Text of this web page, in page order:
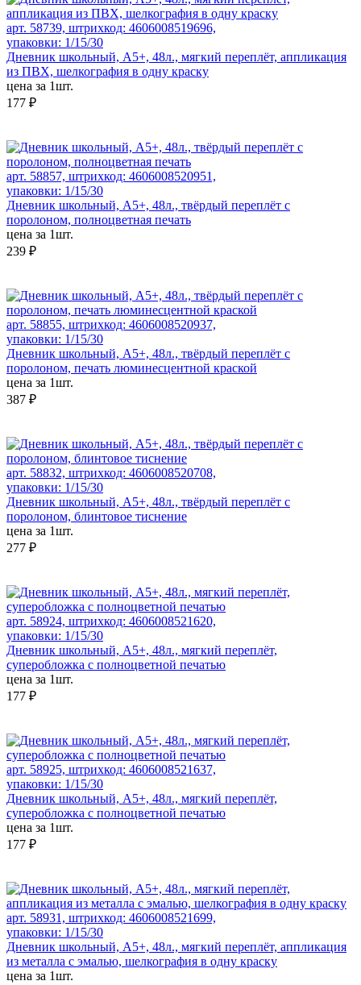
арт. 58739, штрихкод: 4606008519696,
упаковки: 1/15/30
Дневник школьный, А5+, 48л., мягкий переплёт, аппликация
из ПВХ, шелкография в одну краску
цена за 1шт.
177 ₽
арт. 58857, штрихкод: 4606008520951,
упаковки: 1/15/30
Дневник школьный, А5+, 48л., твёрдый переплёт с
поролоном, полноцветная печать
цена за 1шт.
239 ₽
арт. 58855, штрихкод: 4606008520937,
упаковки: 1/15/30
Дневник школьный, А5+, 48л., твёрдый переплёт с
поролоном, печать люминесцентной краской
цена за 1шт.
387 ₽
арт. 58832, штрихкод: 4606008520708,
упаковки: 1/15/30
Дневник школьный, А5+, 48л., твёрдый переплёт с
поролоном, блинтовое тиснение
цена за 1шт.
277 ₽
арт. 58924, штрихкод: 4606008521620,
упаковки: 1/15/30
Дневник школьный, А5+, 48л., мягкий переплёт,
суперобложка с полноцветной печатью
цена за 1шт.
177 ₽
арт. 58925, штрихкод: 4606008521637,
упаковки: 1/15/30
Дневник школьный, А5+, 48л., мягкий переплёт,
суперобложка с полноцветной печатью
цена за 1шт.
177 ₽
арт. 58931, штрихкод: 4606008521699,
упаковки: 1/15/30
Дневник школьный, А5+, 48л., мягкий переплёт, аппликация
из металла с эмалью, шелкография в одну краску
цена за 1шт.